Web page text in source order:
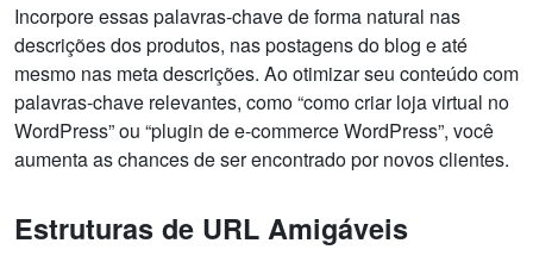
Incorpore essas palavras-chave de forma natural nas
descrições dos produtos, nas postagens do blog e até
mesmo nas meta descrições. Ao otimizar seu conteúdo com
palavras-chave relevantes, como “como criar loja virtual no
WordPress” ou “plugin de e-commerce WordPress”, você
aumenta as chances de ser encontrado por novos clientes.
Estruturas de URL Amigáveis